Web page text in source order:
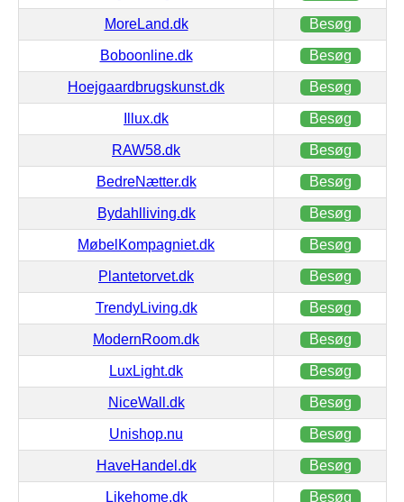
MoreLand.dk Besøg
Boboonline.dk Besøg
Hoejgaardbrugskunst.dk Besøg
Illux.dk Besøg
RAW58.dk Besøg
BedreNætter.dk Besøg
Bydahlliving.dk Besøg
MøbelKompagniet.dk Besøg
Plantetorvet.dk Besøg
TrendyLiving.dk Besøg
ModernRoom.dk Besøg
LuxLight.dk Besøg
NiceWall.dk Besøg
Unishop.nu Besøg
HaveHandel.dk Besøg
Likehome.dk Besøg